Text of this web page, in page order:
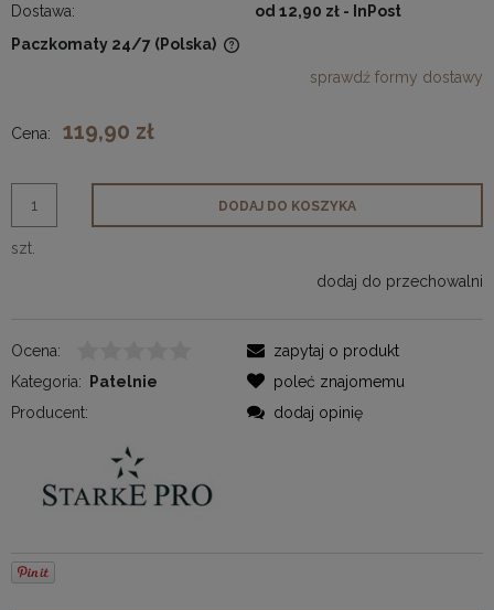
Dostawa:
od 12,90 zł - InPost
Paczkomaty 24/7 (Polska)
sprawdź formy dostawy
Cena: 119,90 zł
szt.
DODAJ DO KOSZYKA
dodaj do przechowalni
Ocena:
Kategoria:
Patelnie
Producent:
zapytaj o produkt
poleć znajomemu
dodaj opinię